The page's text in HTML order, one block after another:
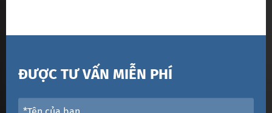
ĐƯỢC TƯ VẤN MIỄN PHÍ